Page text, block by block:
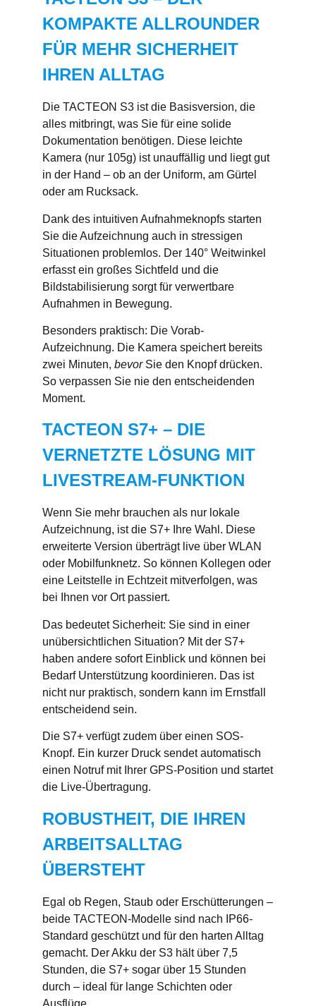
KOMPAKTE ALLROUNDER
FÜR MEHR SICHERHEIT
IHREN ALLTAG
Die TACTEON S3 ist die Basisversion, die
alles mitbringt, was Sie für eine solide
Dokumentation benötigen. Diese leichte
Kamera (nur 105g) ist unauffällig und liegt gut
in der Hand – ob an der Uniform, am Gürtel
oder am Rucksack.
Dank des intuitiven Aufnahmeknopfs starten
Sie die Aufzeichnung auch in stressigen
Situationen problemlos. Der 140° Weitwinkel
erfasst ein großes Sichtfeld und die
Bildstabilisierung sorgt für verwertbare
Aufnahmen in Bewegung.
Besonders praktisch: Die Vorab-
Aufzeichnung. Die Kamera speichert bereits
zwei Minuten, bevorSie den Knopf drücken.
So verpassen Sie nie den entscheidenden
Moment.
TACTEON S7+ – DIE
VERNETZTE LÖSUNG MIT
LIVESTREAM-FUNKTION
Wenn Sie mehr brauchen als nur lokale
Aufzeichnung, ist die S7+ Ihre Wahl. Diese
erweiterte Version überträgt live über WLAN
oder Mobilfunknetz. So können Kollegen oder
eine Leitstelle in Echtzeit mitverfolgen, was
bei Ihnen vor Ort passiert.
Das bedeutet Sicherheit: Sie sind in einer
unübersichtlichen Situation? Mit der S7+
haben andere sofort Einblick und können bei
Bedarf Unterstützung koordinieren. Das ist
nicht nur praktisch, sondern kann im Ernstfall
entscheidend sein.
Die S7+ verfügt zudem über einen SOS-
Knopf. Ein kurzer Druck sendet automatisch
einen Notruf mit Ihrer GPS-Position und startet
die Live-Übertragung.
ROBUSTHEIT, DIE IHREN
ARBEITSALLTAG
ÜBERSTEHT
Egal ob Regen, Staub oder Erschütterungen –
beide TACTEON-Modelle sind nach IP66-
Standard geschützt und für den harten Alltag
gemacht. Der Akku der S3 hält über 7,5
Stunden, die S7+ sogar über 15 Stunden
durch – ideal für lange Schichten oder
Ausflüge.